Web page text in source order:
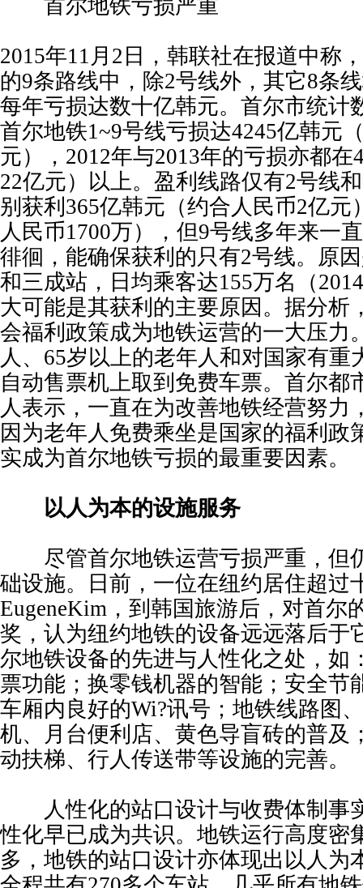
首尔地铁亏损严重
2015年11月2日，韩联社在报道中称
的9条路线中，除2号线外，其它8条
每年亏损达数十亿韩元。首尔市统计
首尔地铁1~9号线亏损达4245亿韩元
元），2012年与2013年的亏损亦都在
22亿元）以上。盈利线路仅有2号线
别获利365亿韩元（约合人民币2亿元
人民币1700万），但9号线多年来一
徘徊，能确保获利的只有2号线。原
和三成站，日均乘客达155万名（
大可能是其获利的主要原因。据分析
会福利政策成为地铁运营的一大压力
人、65岁以上的老年人和对国家有重
自动售票机上取到免费车票。首尔都
人表示，一直在为改善地铁经营努力
因为老年人免费乘坐是国家的福利政
实成为首尔地铁亏损的最重要因素。
以人为本的设施服务
尽管首尔地铁运营亏损严重，但
础设施。日前，一位在纽约居住超过
EugeneKim，到韩国旅游后，对首尔
奖，认为纽约地铁的设备远远落后于
尔地铁设备的先进与人性化之处，如
票功能；换零钱机器的智能；安全节
车厢内良好的Wi?讯号；地铁线路图
机、月台便利店、黄色导盲砖的普及
动扶梯、行人传送带等设施的完善。
人性化的站口设计与收费体制事
性化早已成为共识。地铁运行高度密
多，地铁的站口设计亦体现出以人为